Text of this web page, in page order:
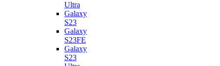
Ultra
Galaxy
S23
Galaxy
S23FE
Galaxy
S23